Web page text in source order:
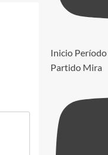
Inicio
Partido Mira